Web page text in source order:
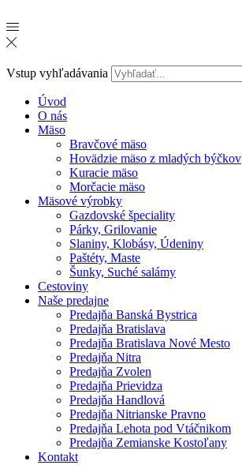
Vstup vyhľadávania
Úvod
O nás
Mäso
Bravčové mäso
Hovädzie mäso z mladých býčkov
Kuracie mäso
Morčacie mäso
Mäsové výrobky
Gazdovské špeciality
Párky, Grilovanie
Slaniny, Klobásy, Údeniny
Paštéty, Maste
Šunky, Suché salámy
Cestoviny
Naše predajne
Predajňa Banská Bystrica
Predajňa Bratislava
Predajňa Bratislava Nové Mesto
Predajňa Nitra
Predajňa Zvolen
Predajňa Prievidza
Predajňa Handlová
Predajňa Nitrianske Pravno
Predajňa Lehota pod Vtáčnikom
Predajňa Zemianske Kostoľany
Kontakt